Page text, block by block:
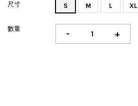
尺寸 S M L XL
數量 - +